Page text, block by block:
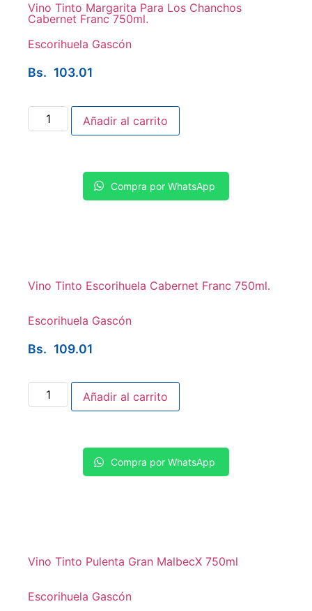
Vino Tinto Margarita Para Los Chanchos
Cabernet Franc 750ml.
Escorihuela Gascón
Bs. 103.01
Añadir al carrito
Compra por WhatsApp
Vino Tinto Escorihuela Cabernet Franc 750ml.
Escorihuela Gascón
Bs. 109.01
Añadir al carrito
Compra por WhatsApp
Vino Tinto Pulenta Gran MalbecX 750ml
Escorihuela Gascón